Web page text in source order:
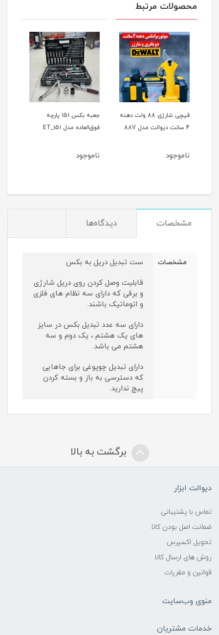
محصولات مرتبط
قیچی شارژی 88 ولت دهنه
4 سانت دیوالت مدل 88V
ناموجود
جعبه بکس 151 پارچه
فوق‌العاده مدل ET_151
ناموجود
مشخصات دیدگاه‌ها
مشخصات
ست تبدیل دریل به بکس
قابلیت وصل کردن روی دریل شارژی
و برقی که دارای سه نظام های فلزی
و اتوماتیک باشند.
دارای سه عدد تبدیل بکس در سایز
های یک هشتم ، یک دوم و سه
هشتم می باشد.
دارای تبدیل چوپوغی برای جاهایی
که دسترسی به باز و بسته کردن
پیچ ندارید.
برگشت به بالا
دیوالت ابزار
تماس با پشتیبانی
ضمانت اصل بودن کالا
تحویل اکسپرس
روش های ارسال کالا
قوانین و مقررات
منوی وب‌سایت
خدمات مشتریان